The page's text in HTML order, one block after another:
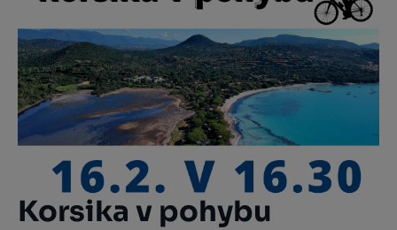
Korsika v pohybu